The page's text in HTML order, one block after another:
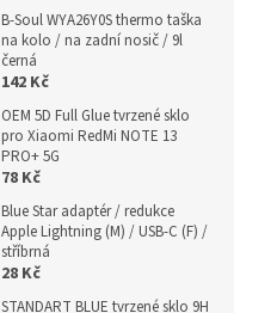
B-Soul WYA26Y0S thermo taška
na kolo / na zadní nosič / 9l
černá
142 Kč
OEM 5D Full Glue tvrzené sklo
pro Xiaomi RedMi NOTE 13
PRO+ 5G
78 Kč
Blue Star adaptér / redukce
Apple Lightning (M) / USB-C (F) /
stříbrná
28 Kč
STANDART BLUE tvrzené sklo 9H